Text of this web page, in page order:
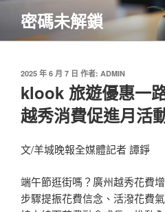
主
密碼未解鎖
發
佈
於
2025 年 6 月 7 日 作者: ADMIN
klook 旅遊優惠一
越秀消費促進月活
文/羊城晚報全媒體記者 譚錚
端午節逛街嗎？廣州越秀花費
步驟提振花費信念、活潑花費